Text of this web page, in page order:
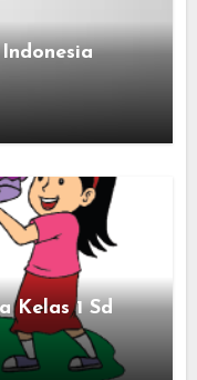
Kelas 1 Sd